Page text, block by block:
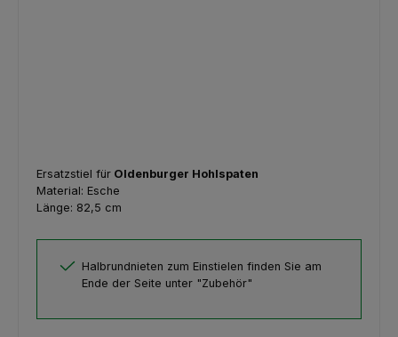
Ersatzstiel für Oldenburger Hohlspaten
Material: Esche
Länge: 82,5 cm
Halbrundnieten zum Einstielen finden Sie am
Ende der Seite unter "Zubehör"